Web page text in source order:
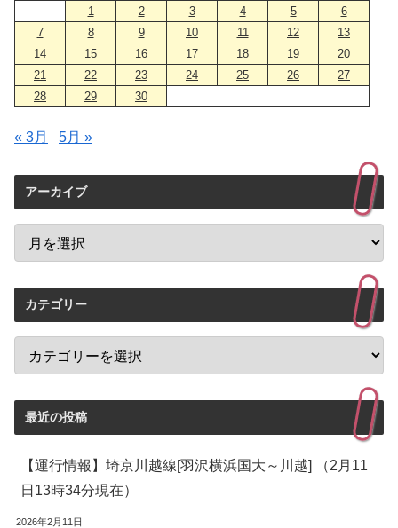
1
2 3 4 5
6
7
8 9 10 11 12
13
14
15 16 17 18 19
20
21
22 23 24 25 26
27
28
29 30
« 3月 5月 »
アーカイブ
カテゴリー
最近の投稿
【運行情報】埼京川越線[羽沢横浜国大～川越] （2月11
日13時34分現在）
2026年2月11日